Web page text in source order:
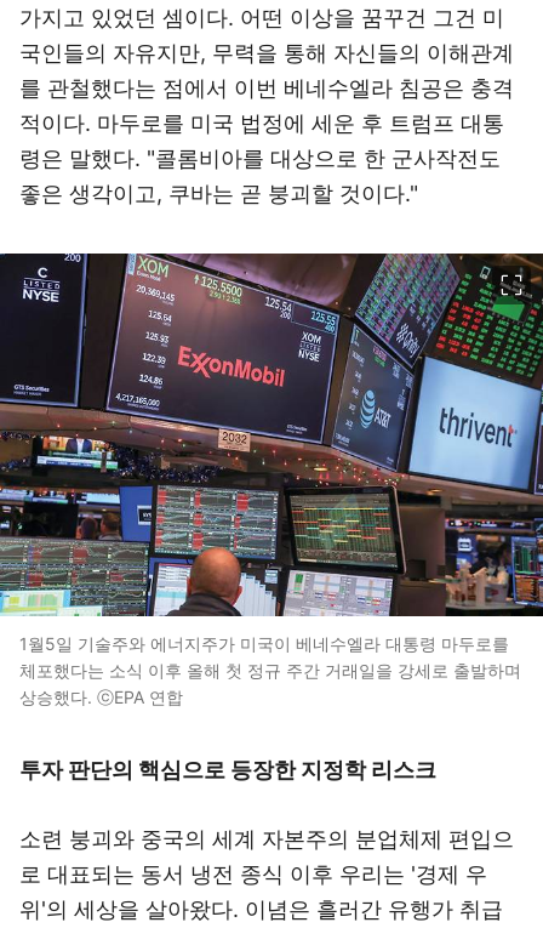
가지고 있었던 셈이다. 어떤 이상을 꿈꾸건 그건 미
국인들의 자유지만, 무력을 통해 자신들의 이해관계
를 관철했다는 점에서 이번 베네수엘라 침공은 충격
적이다. 마두로를 미국 법정에 세운 후 트럼프 대통
령은 말했다. "콜롬비아를 대상으로 한 군사작전도
좋은 생각이고, 쿠바는 곧 붕괴할 것이다."
1월5일 기술주와 에너지주가 미국이 베네수엘라 대통령 마두로를
체포했다는 소식 이후 올해 첫 정규 주간 거래일을 강세로 출발하며
상승했다. ⓒEPA 연합
투자 판단의 핵심으로 등장한 지정학 리스크
소련 붕괴와 중국의 세계 자본주의 분업체제 편입으
로 대표되는 동서 냉전 종식 이후 우리는 '경제 우
위'의 세상을 살아왔다. 이념은 흘러간 유행가 취급